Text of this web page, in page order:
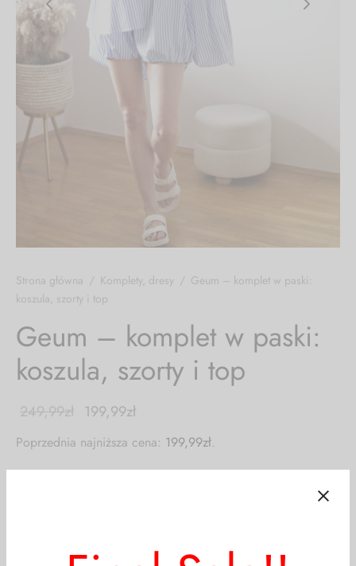
Strona główna / Komplety, dresy / Geum – komplet w paski:
koszula, szorty i top
Geum – komplet w paski:
koszula, szorty i top
249,99zł 199,99zł
Poprzednia najniższa cena: 199,99zł.
Top na gumce + ramiączka – dobrze się „trzyma”.
dresy
koszule
wierzchnie